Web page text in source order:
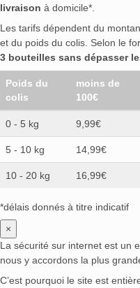
livraison à domicile*.
Les tarifs dépendent du
et du poids du colis. Selon le
3 bouteilles sans dépasser
Poids du
colis
moins de
100€
0 - 5 kg 9,99€
5 - 10 kg 14,99€
10 - 20 kg 16,99€
*délais donnés à titre indicatif
×
La sécurité sur internet est un
nous y accordons la plus
C’est pourquoi le site est